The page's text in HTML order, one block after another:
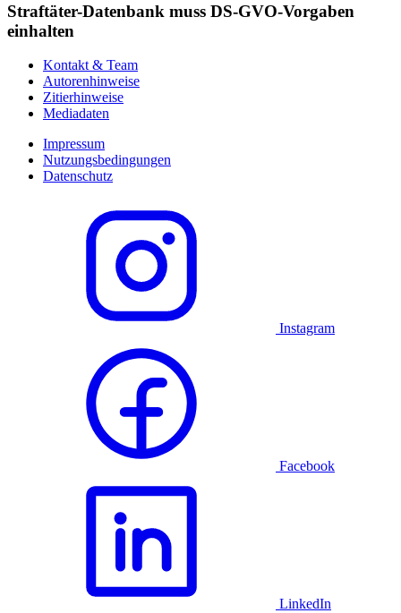
Straftäter-Datenbank muss DS-GVO-Vorgaben
einhalten
Kontakt & Team
Autorenhinweise
Zitierhinweise
Mediadaten
Impressum
Nutzungsbedingungen
Datenschutz
Instagram
Facebook
LinkedIn